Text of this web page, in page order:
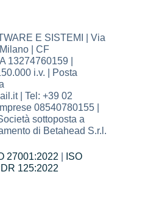
E SISTEMI | Via
| CF
13274760159 |
i.v. | Posta
| Tel: +39 02
08540780155 |
sottoposta a
di Betahead S.r.l.
27001:2022
ISO
125:2022